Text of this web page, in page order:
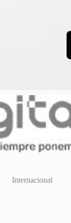
Internacional